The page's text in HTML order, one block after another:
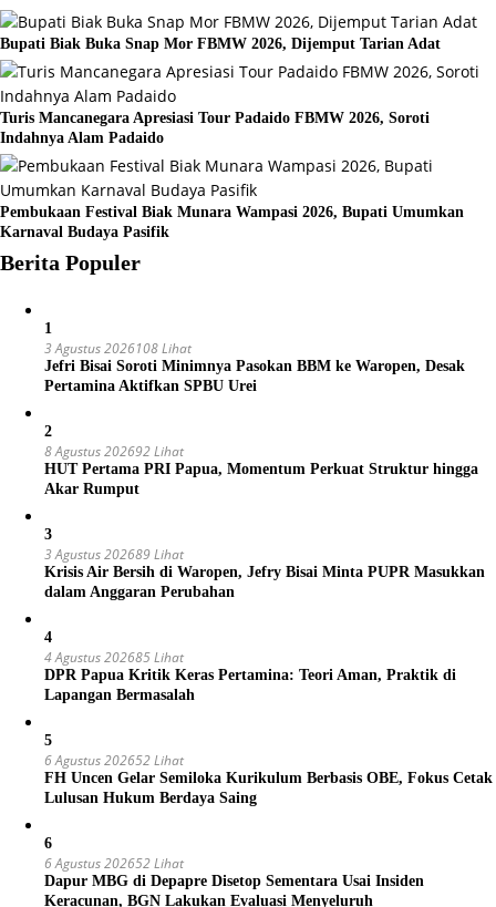
Bupati Biak Buka Snap Mor FBMW 2026, Dijemput Tarian Adat
Turis Mancanegara Apresiasi Tour Padaido FBMW 2026, Soroti
Indahnya Alam Padaido
Pembukaan Festival Biak Munara Wampasi 2026, Bupati Umumkan
Karnaval Budaya Pasifik
Berita Populer
1
3 Agustus 2026108 Lihat
Jefri Bisai Soroti Minimnya Pasokan BBM ke Waropen, Desak
Pertamina Aktifkan SPBU Urei
2
8 Agustus 202692 Lihat
HUT Pertama PRI Papua, Momentum Perkuat Struktur hingga
Akar Rumput
3
3 Agustus 202689 Lihat
Krisis Air Bersih di Waropen, Jefry Bisai Minta PUPR Masukkan
dalam Anggaran Perubahan
4
4 Agustus 202685 Lihat
DPR Papua Kritik Keras Pertamina: Teori Aman, Praktik di
Lapangan Bermasalah
5
6 Agustus 202652 Lihat
FH Uncen Gelar Semiloka Kurikulum Berbasis OBE, Fokus Cetak
Lulusan Hukum Berdaya Saing
6
6 Agustus 202652 Lihat
Dapur MBG di Depapre Disetop Sementara Usai Insiden
Keracunan, BGN Lakukan Evaluasi Menyeluruh